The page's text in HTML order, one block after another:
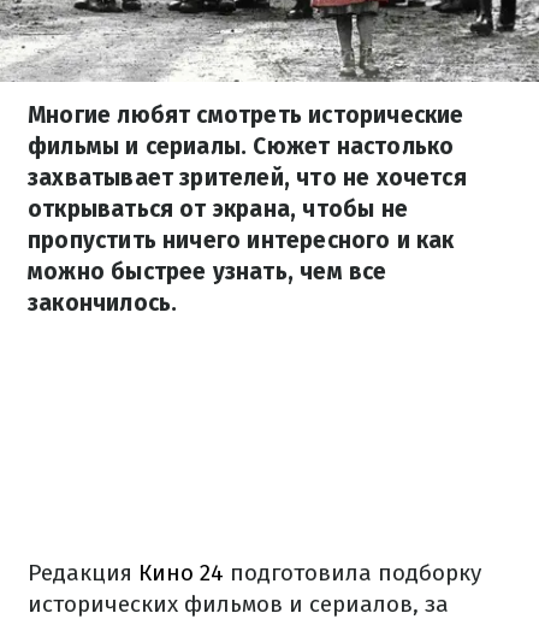
Многие любят смотреть исторические
фильмы и сериалы. Сюжет настолько
захватывает зрителей, что не хочется
открываться от экрана, чтобы не
пропустить ничего интересного и как
можно быстрее узнать, чем все
закончилось.
Редакция Кино 24 подготовила подборку
исторических фильмов и сериалов, за